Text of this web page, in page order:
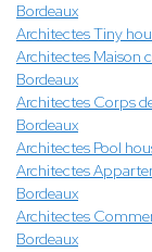
Bordeaux
Architectes Tiny
Architectes Maison
Bordeaux
Architectes Corps
Bordeaux
Architectes Pool
Architectes
Bordeaux
Architectes
Bordeaux